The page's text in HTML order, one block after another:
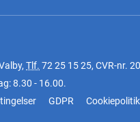
Tlf. 72 25 15 25, CVR-nr.
8.30 - 16.00.
GDPR Cookiepolitik